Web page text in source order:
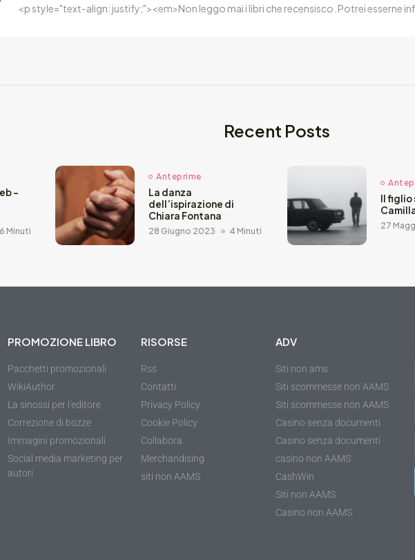
<p style="text-align: justify;"><em>Non leggo mai i libri che recensisco. Potrei esserne
Recent Posts
–
6 Minuti
Anteprime
La danza
dell’ispirazione di
Chiara Fontana
28 Giugno 2023 4 Minuti
Il figlio
27
PROMOZIONE LIBRO
Pacchetti promozionali
WikiAuthor
La sinossi per l'editore
Correzione di bozze
Immagini promozionali
Social media marketing per
autori
RISORSE
Rss
Contatti
Privacy Policy
Cookie Policy
Collabora
Merchandising
siti non AAMS
ADV
Siti non ams
Siti scommesse non AAMS
Siti scommesse non AAMS
Casino senza documenti
Casino senza documenti
casino non AAMS
CashWin
Siti non AAMS
Casino non AAMS